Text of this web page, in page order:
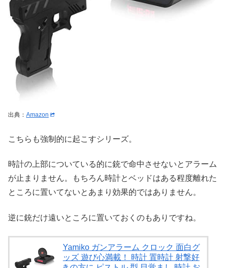
出典： Amazon
こちらも強制的に起こすシリーズ。
時計の上部についている的に銃で命中させないとアラーム
が止まりません。もちろん時計とベッドはある程度離れた
ところに置いてないとあまり効果的ではありません。
逆に銃だけ遠いところに置いておくのもありですね。
Yamiko ガンアラーム クロック 面白グ
ッズ 遊び心満載！ 時計 置時計 射撃好